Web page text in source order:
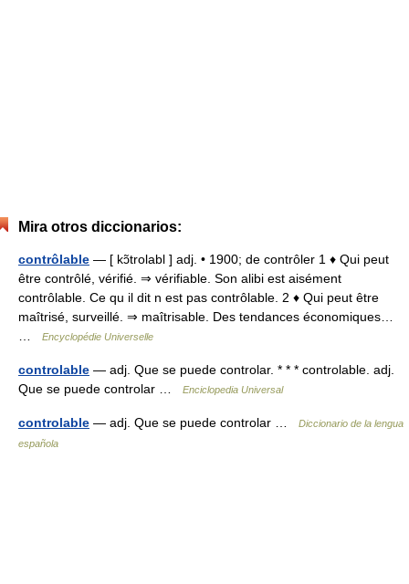
Mira otros diccionarios:
contrôlable — [ kɔ̃trolabl ] adj. • 1900; de contrôler 1 ♦ Qui peut
être contrôlé, vérifié. ⇒ vérifiable. Son alibi est aisément
contrôlable. Ce qu il dit n est pas contrôlable. 2 ♦ Qui peut être
maîtrisé, surveillé. ⇒ maîtrisable. Des tendances économiques…
Encyclopédie Universelle
controlable — adj. Que se puede controlar. * * * controlable. adj.
Que se puede controlar …
Enciclopedia Universal
controlable — adj. Que se puede controlar …
Diccionario de la lengua
española